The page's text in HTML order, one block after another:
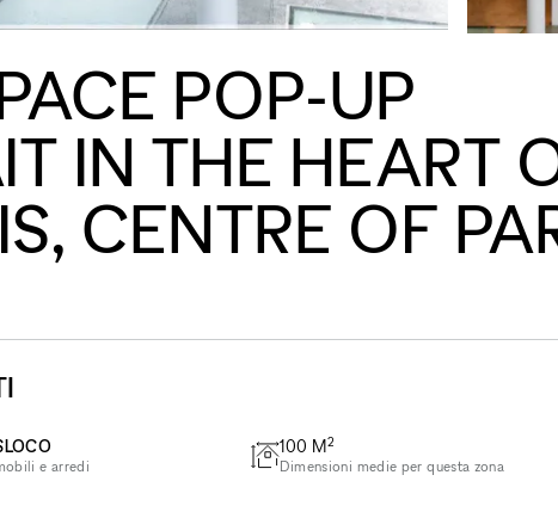
POP-UP
IN THE HEART
CENTRE OF
e arredi
100 M2
Dimensioni medie per questa zona